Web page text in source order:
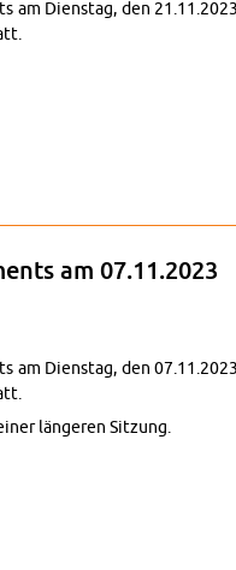
Diens­tag, den
am 07.11.2023
Diens­tag, den
län­ge­ren Sit­zung.